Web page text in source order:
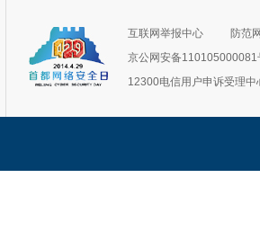
互联网举报中心
防范
京公网安备110105000081
12300电信用户申诉受理中